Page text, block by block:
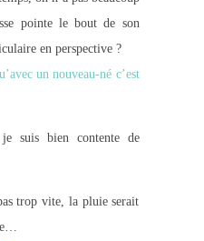
pointe le bout de son
en perspective ?
un nouveau-né c’est
suis bien contente de
trop vite, la pluie serait